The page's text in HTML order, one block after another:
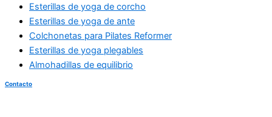
Esterillas de yoga de corcho
Esterillas de yoga de ante
Colchonetas para Pilates Reformer
Esterillas de yoga plegables
Almohadillas de equilibrio
Contacto